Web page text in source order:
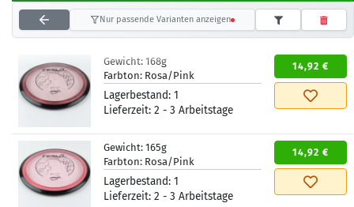
Nur passende Varianten anzeigen
Gewicht: 168g
Farbton: Rosa/Pink
Lagerbestand: 1
Lieferzeit: 2 - 3 Arbeitstage
14,92 €
Gewicht: 165g
Farbton: Rosa/Pink
Lagerbestand: 1
Lieferzeit: 2 - 3 Arbeitstage
14,92 €